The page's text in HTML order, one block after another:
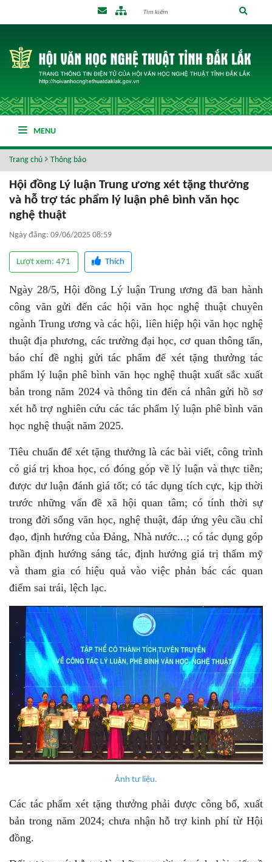
MENU
Trang chủ Thông báo
Hội đồng Lý luận Trung ương xét tặng thưởng
và hỗ trợ tác phẩm lý luận phê bình văn học
nghệ thuật
Ngày đăng: 09/06/2025 08:59
Lượt xem: 471 Thích
Ngày 28/5, Hội đồng Lý luận Trung ương đã ban hành
công văn gửi đến các hội văn học nghệ thuật chuyên
ngành Trung ương và các hội, liên hiệp hội văn học nghệ
thuật địa phương, các trường đại học, cơ quan thông tấn,
báo chí đề nghị gửi tác phẩm để xét tặng thưởng tác
phẩm lý luận phê bình văn học nghệ thuật xuất sắc xuất
bản trong năm 2024 và thông tin đến cá nhân gửi hồ sơ
xét hỗ trợ nghiên cứu các tác phẩm lý luận phê bình văn
học nghệ thuật năm 2025.
Tiêu chuẩn để xét tặng thưởng là các bài viết, công trình
có giá trị khoa học, có đóng góp về lý luận và thực tiễn;
được dư luận đánh giá tốt; có tác dụng tích cực, kịp thời
trước những vấn đề xã hội quan tâm; có tính thời sự
trong đời sống văn học, nghệ thuật, đáp ứng yêu cầu chỉ
đạo, định hướng của Đảng, Nhà nước...; có tác dụng góp
phần định hướng sáng tác, định hướng giá trị thẩm mỹ
và tham gia có hiệu quả vào việc phản bác các quan
điểm sai trái, lệch lạc.
Ảnh tư liệu.
Các tác phẩm xét tặng thưởng phải được công bố, xuất
bản trong năm 2024; chưa nhận hỗ trợ kinh phí từ Hội
đồng.